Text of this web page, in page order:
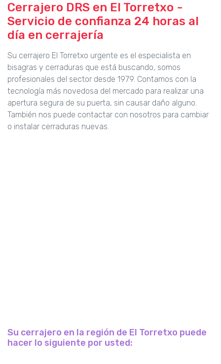
Cerrajero DRS en El Torretxo -
Servicio de confianza 24 horas al
día en cerrajería
Su cerrajero El Torretxo urgente es el especialista en
bisagras y cerraduras que está buscando, somos
profesionales del sector desde 1979. Contamos con la
tecnología más novedosa del mercado para realizar una
apertura segura de su puerta, sin causar daño alguno.
También nos puede contactar con nosotros para cambiar
o instalar cerraduras nuevas.
Su cerrajero en la región de El Torretxo puede
hacer lo siguiente por usted: